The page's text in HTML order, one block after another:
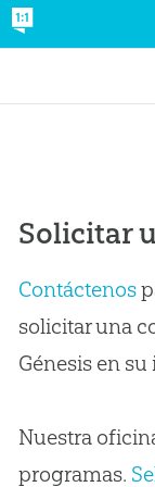
Solicitar
Contáctenos
solicitar una
Génesis en
Nuestra
programas.